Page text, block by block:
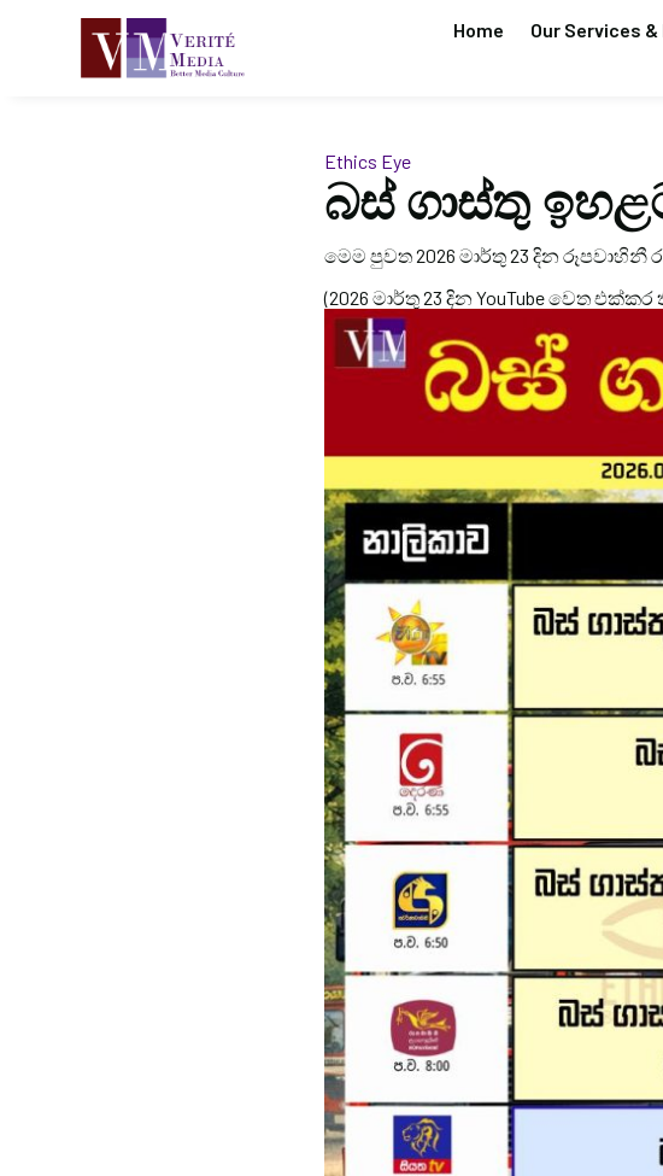
Home Our Services
Ethics Eye
බස් ගාස්තු
මෙම පුවත 2026 මාර්තු 23 දින රූපවාහිනී
(2026 මාර්තු 23 දින YouTube වෙත